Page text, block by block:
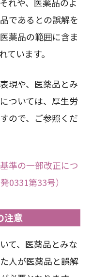
であるとの誤解を
薬品の範囲に含ま
ています。
現や、医薬品とみ
ついては、厚生労
ので、ご参照くだ
準の一部改正につ
0331第33号）
注意
て、医薬品とみな
人が医薬品と誤解